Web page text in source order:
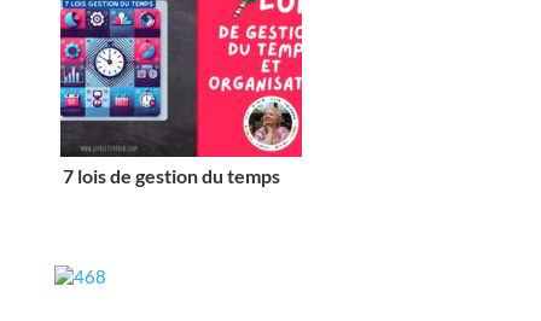
7 lois de gestion du temps